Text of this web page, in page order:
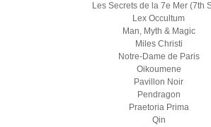
Les Secrets de la 7e Mer (7th
Lex Occultum
Man, Myth & Magic
Miles Christi
Notre-Dame de Paris
Oikoumene
Pavillon Noir
Pendragon
Praetoria Prima
Qin